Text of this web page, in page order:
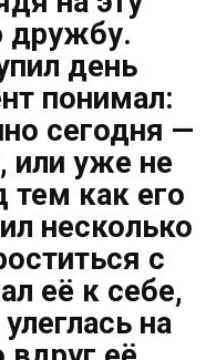
дружбу.
день
понимал:
сегодня —
или уже не
тем как его
несколько
с
её к себе,
на